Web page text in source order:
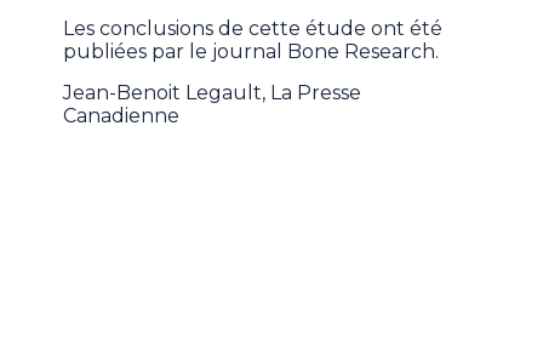
Les conclusions de cette étude ont été
publiées par le journal Bone Research.
Jean-Benoit Legault, La Presse
Canadienne